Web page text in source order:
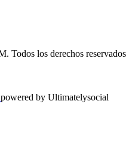
Todos los derechos reservados
powered by Ultimatelysocial